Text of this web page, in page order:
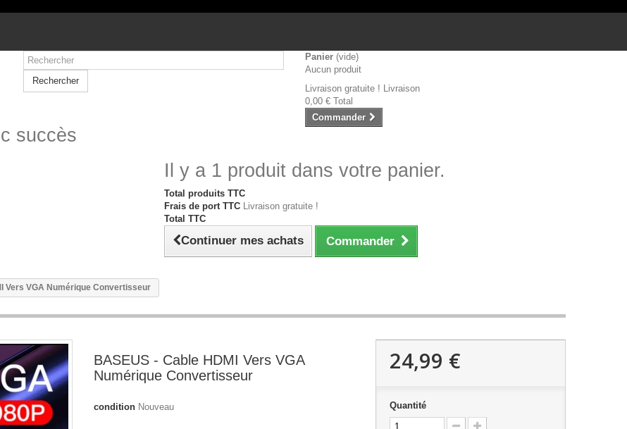
Rechercher
Panier (vide)
Aucun produit
Livraison gratuite ! Livraison
0,00 € Total
Commander
succès
Il y a 1 produit dans votre panier.
Total produits TTC
Frais de port TTC Livraison gratuite !
Total TTC
Continuer mes achats Commander
Vers VGA Numérique Convertisseur
BASEUS - Cable HDMI Vers VGA
Numérique Convertisseur
condition Nouveau
24,99 €
Quantité